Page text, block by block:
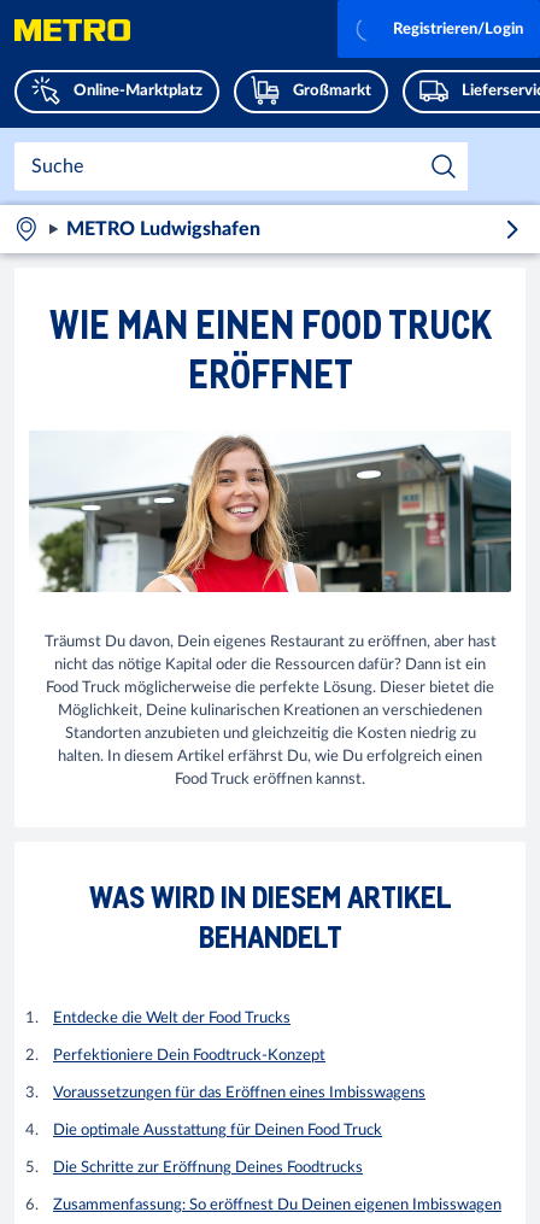
Online-Marktplatz Großmarkt
Registrieren/Login
METRO Ludwigshafen
WIE MAN EINEN FOOD TRUCK
ERÖFFNET
Träumst Du davon, Dein eigenes Restaurant zu eröffnen, aber hast
nicht das nötige Kapital oder die Ressourcen dafür? Dann ist ein
Food Truck möglicherweise die perfekte Lösung. Dieser bietet die
Möglichkeit, Deine kulinarischen Kreationen an verschiedenen
Standorten anzubieten und gleichzeitig die Kosten niedrig zu
halten. In diesem Artikel erfährst Du, wie Du erfolgreich einen
Food Truck eröffnen kannst.
WAS WIRD IN DIESEM ARTIKEL
BEHANDELT
Entdecke die Welt der Food Trucks
Perfektioniere Dein Foodtruck-Konzept
Voraussetzungen für das Eröffnen eines Imbisswagens
Die optimale Ausstattung für Deinen Food Truck
Die Schritte zur Eröffnung Deines Foodtrucks
Zusammenfassung: So eröffnest Du Deinen eigenen Imbisswagen